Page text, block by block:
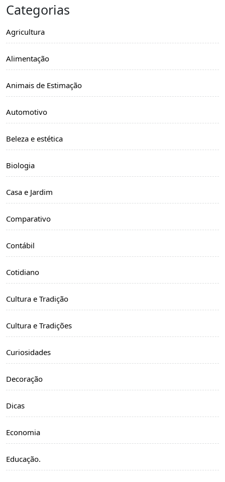
Categorias
Agricultura
Alimentação
Animais de Estimação
Automotivo
Beleza e estética
Biologia
Casa e Jardim
Comparativo
Contábil
Cotidiano
Cultura e Tradição
Cultura e Tradições
Curiosidades
Decoração
Dicas
Economia
Educação.